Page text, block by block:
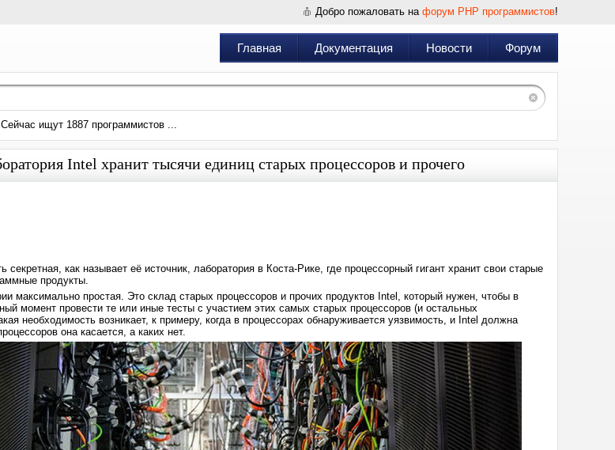
Добро пожаловать на форум PHP программистов!
Главная Документация Новости Форум
ищут 1887 программистов ...
Intel хранит тысячи единиц старых процессоров и прочего
секретная, как называет её источник, лаборатория в Коста-Рике, где процессорный гигант хранит свои старые
продукты.
максимально простая. Это склад старых процессоров и прочих продуктов Intel, который нужен, чтобы в
момент провести те или иные тесты с участием этих самых старых процессоров (и остальных
необходимость возникает, к примеру, когда в процессорах обнаруживается уязвимость, и Intel должна
она касается, а каких нет.